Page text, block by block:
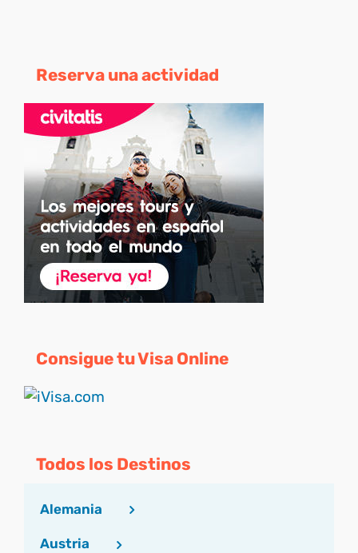
Reserva una actividad
Consigue tu Visa Online
Todos los Destinos
Alemania
Austria